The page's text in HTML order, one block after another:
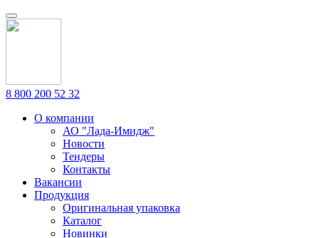
8 800 200 52 32
О компании
АО "Лада-Имидж"
Новости
Тендеры
Контакты
Вакансии
Продукция
Оригинальная упаковка
Каталог
Новинки